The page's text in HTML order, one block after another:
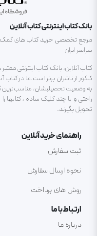
بانک کتاب اینترنتی کتاب آنلاین
مرجع تخصصی خرید کتاب های کمک
سراسر ایران
کتاب آنلاین، بانک کتاب اینترنتی
کنکور از ناشران برتر است.ما در کتاب
به وضعیت تحصیلیشان، مناسب‌ترین
راحتی و با چند کلیک ساده ، کتابها
تحویل بگیرند.
راهنمای خرید آنلاین
ثبت سفارش
نحوه ارسال سفارش
روش های پرداخت
ارتباط با ما
درباره ما